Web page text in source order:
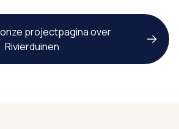
projectpagina over
Rivierduinen